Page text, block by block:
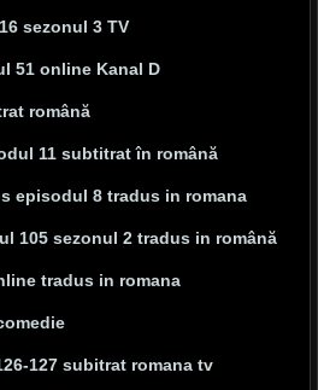
sezonul 3 TV
51 online Kanal D
română
11 subtitrat în română
episodul 8 tradus in romana
105 sezonul 2 tradus in română
tradus in romana
127 subitrat romana tv